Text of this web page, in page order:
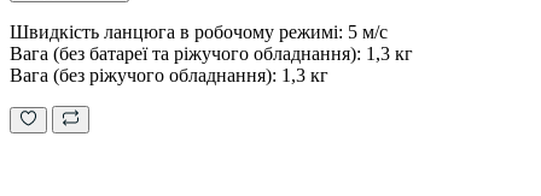
Швидкість ланцюга в робочому режимі: 5 м/с
Вага (без батареї та ріжучого обладнання): 1,3 кг
Вага (без ріжучого обладнання): 1,3 кг